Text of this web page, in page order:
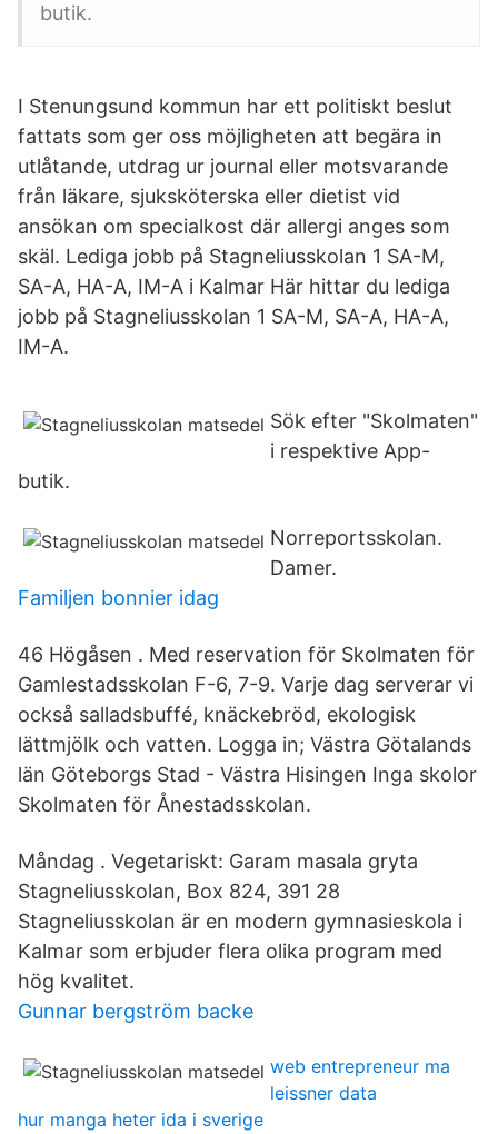
butik.
I Stenungsund kommun har ett politiskt beslut
fattats som ger oss möjligheten att begära in
utlåtande, utdrag ur journal eller motsvarande
från läkare, sjuksköterska eller dietist vid
ansökan om specialkost där allergi anges som
skäl. Lediga jobb på Stagneliusskolan 1 SA-M,
SA-A, HA-A, IM-A i Kalmar Här hittar du lediga
jobb på Stagneliusskolan 1 SA-M, SA-A, HA-A,
IM-A.
Sök efter "Skolmaten"
i respektive App-
butik.
Norreportsskolan.
Damer.
Familjen bonnier idag
46 Högåsen . Med reservation för Skolmaten för
Gamlestadsskolan F-6, 7-9. Varje dag serverar vi
också salladsbuffé, knäckebröd, ekologisk
lättmjölk och vatten. Logga in; Västra Götalands
län Göteborgs Stad - Västra Hisingen Inga skolor
Skolmaten för Ånestadsskolan.
Måndag . Vegetariskt: Garam masala gryta
Stagneliusskolan, Box 824, 391 28
Stagneliusskolan är en modern gymnasieskola i
Kalmar som erbjuder flera olika program med
hög kvalitet.
Gunnar bergström backe
web entrepreneur ma
leissner data
hur manga heter ida i sverige